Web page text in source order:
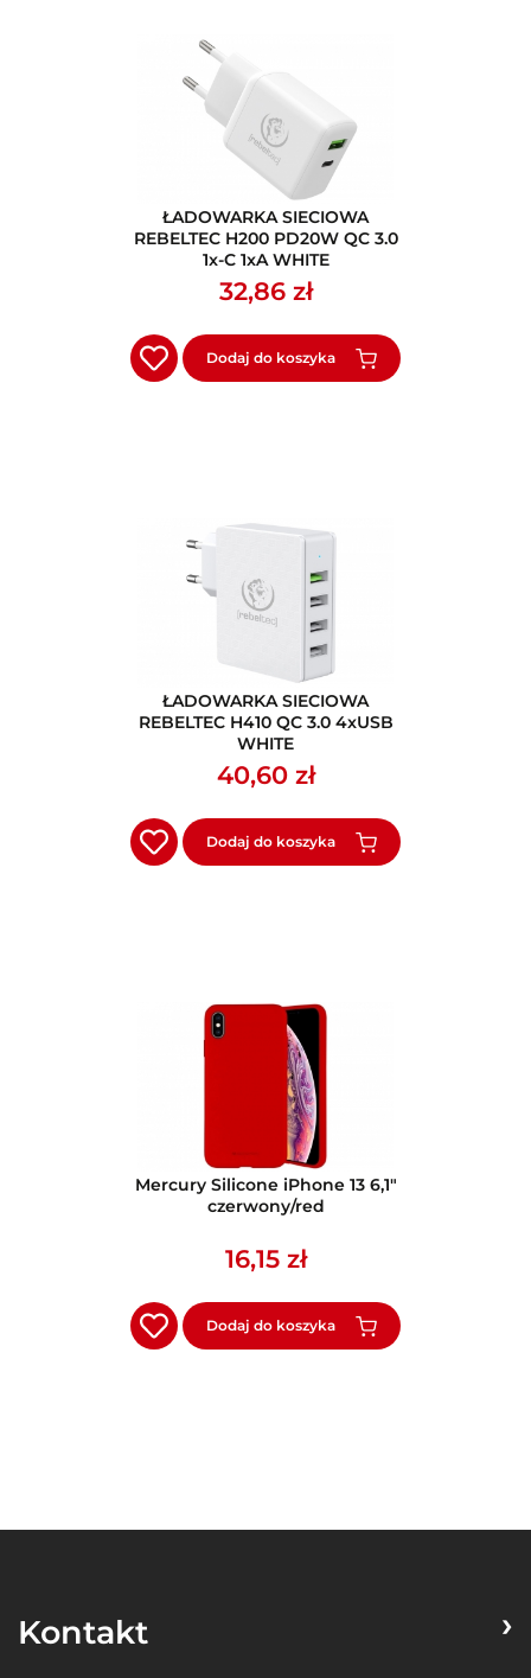
ŁADOWARKA SIECIOWA
REBELTEC H200 PD20W QC 3.0
1x-C 1xA WHITE
32,86 zł
Dodaj do koszyka
ŁADOWARKA SIECIOWA
REBELTEC H410 QC 3.0 4xUSB
WHITE
40,60 zł
Dodaj do koszyka
Mercury Silicone iPhone 13 6,1"
czerwony/red
16,15 zł
Dodaj do koszyka
Kontakt